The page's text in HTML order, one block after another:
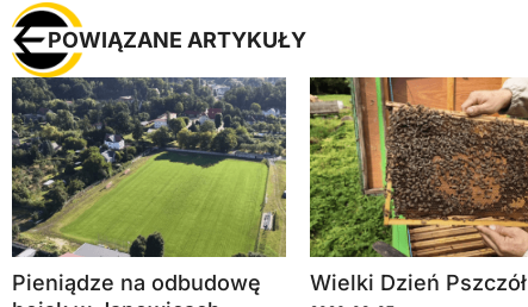
POWIĄZANE ARTYKUŁY
Pieniądze na odbudowę
Wielki Dzień Pszczół